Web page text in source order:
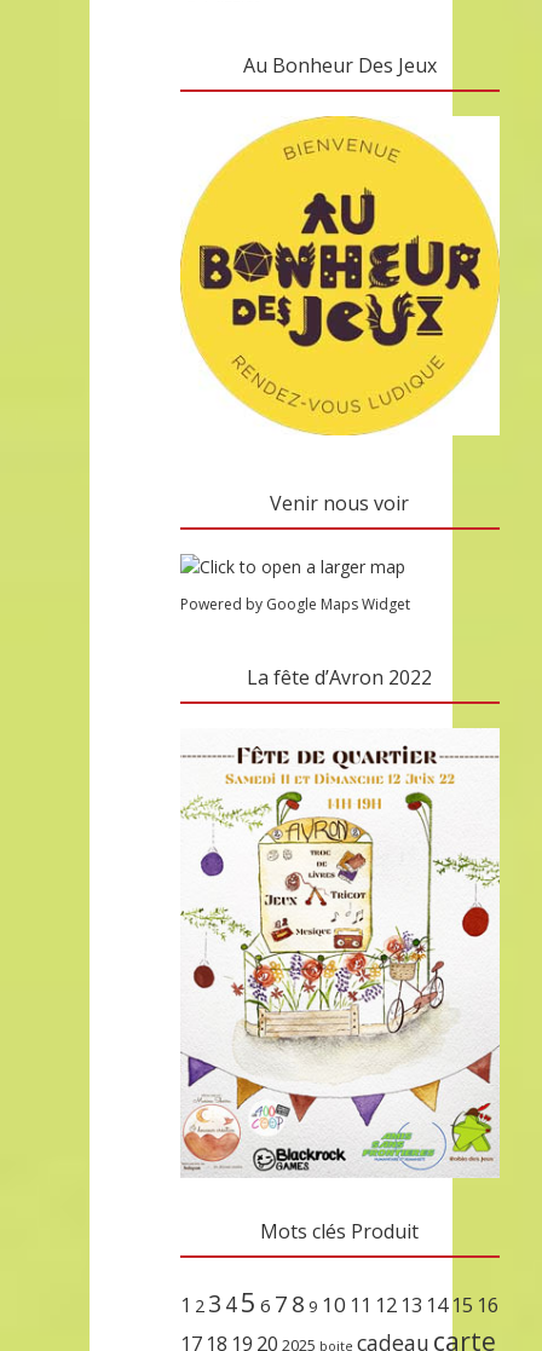
Au Bonheur Des Jeux
Venir nous voir
Powered by Google Maps Widget
La fête d’Avron 2022
Mots clés Produit
1 2 3 45 6 7 8 9 10 11 12 13 14 15 16
17 18 19 20 2025 boite cadeau carte